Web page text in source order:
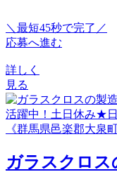
＼最短45秒で完了／
応募へ進む
詳しく
見る
ガラスクロス